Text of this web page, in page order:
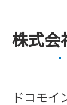
株式会
ドコモイ